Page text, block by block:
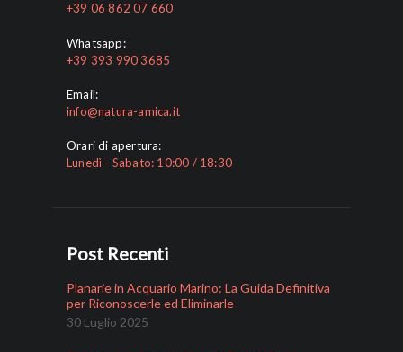
+39 06 862 07 660
Whatsapp:
+39 393 990 3685
Email:
info@natura-amica.it
Orari di apertura:
Lunedì - Sabato: 10:00 / 18:30
Post Recenti
Planarie in Acquario Marino: La Guida Definitiva
per Riconoscerle ed Eliminarle
30 Luglio 2025